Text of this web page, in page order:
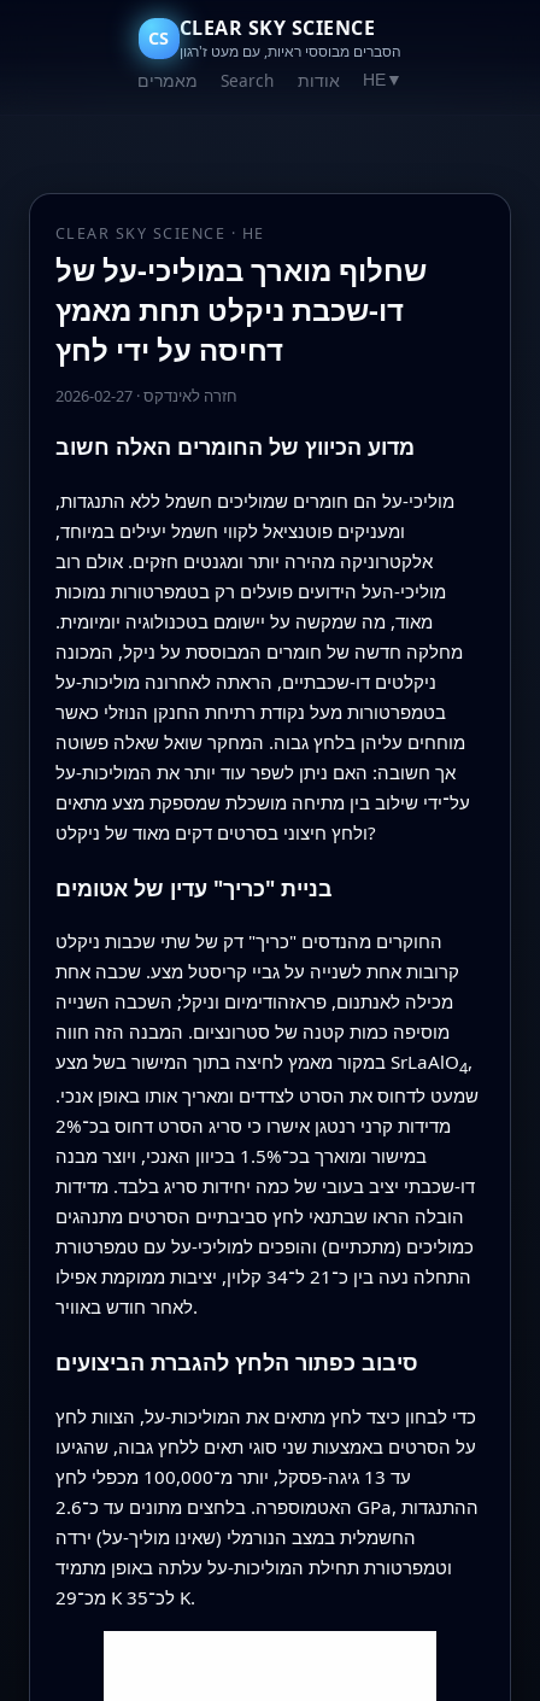
CS CLEAR SKY SCIENCE
הסברים מבוססי ראיות, עם מעט ז'רגון
מאמרים Search אודות HE▼
CLEAR SKY SCIENCE · HE
שחלוף מוארך במוליכי-על של
דו-שכבת ניקלט תחת מאמץ
דחיסה על ידי לחץ
2026-02-27·חזרה לאינדקס
מדוע הכיווץ של החומרים האלה חשוב
מוליכי-על הם חומרים שמוליכים חשמל ללא התנגדות,
ומעניקים פוטנציאל לקווי חשמל יעילים במיוחד,
אלקטרוניקה מהירה יותר ומגנטים חזקים. אולם רוב
מוליכי-העל הידועים פועלים רק בטמפרטורות נמוכות
מאוד, מה שמקשה על יישומם בטכנולוגיה יומיומית.
מחלקה חדשה של חומרים המבוססת על ניקל, המכונה
ניקלטים דו-שכבתיים, הראתה לאחרונה מוליכות-על
בטמפרטורות מעל נקודת רתיחת החנקן הנוזלי כאשר
מוחחים עליהן בלחץ גבוה. המחקר שואל שאלה פשוטה
אך חשובה: האם ניתן לשפר עוד יותר את המוליכות-על
על־ידי שילוב בין מתיחה מושכלת שמספקת מצע מתאים
ולחץ חיצוני בסרטים דקים מאוד של ניקלט?
בניית "כריך" עדין של אטומים
החוקרים מהנדסים "כריך" דק של שתי שכבות ניקלט
קרובות אחת לשנייה על גביי קריסטל מצע. שכבה אחת
מכילה לאנתנום, פראזהודימיום וניקל; השכבה השנייה
מוסיפה כמות קטנה של סטרונציום. המבנה הזה חווה
במקור מאמץ לחיצה בתוך המישור בשל מצע SrLaAlO4,
שמעט לדחוס את הסרט לצדדים ומאריך אותו באופן אנכי.
מדידות קרני רנטגן אישרו כי סריג הסרט דחוס בכ־2%
במישור ומוארך בכ־1.5% בכיוון האנכי, ויוצר מבנה
דו-שכבתי יציב בעובי של כמה יחידות סריג בלבד. מדידות
הובלה הראו שבתנאי לחץ סביבתיים הסרטים מתנהגים
כמוליכים (מתכתיים) והופכים למוליכי-על עם טמפרטורת
התחלה נעה בין כ־21 ל־34 קלוין, יציבות ממוקמת אפילו
לאחר חודש באוויר.
סיבוב כפתור הלחץ להגברת הביצועים
כדי לבחון כיצד לחץ מתאים את המוליכות-על, הצוות לחץ
על הסרטים באמצעות שני סוגי תאים ללחץ גבוה, שהגיעו
עד 13 גיגה-פסקל, יותר מ־100,000 מכפלי לחץ
האטמוספרה. בלחצים מתונים עד כ־2.6 GPa, ההתנגדות
החשמלית במצב הנורמלי (שאינו מוליך-על) ירדה
וטמפרטורת תחילת המוליכות-על עלתה באופן מתמיד
מכ־29 K לכ־35 K.